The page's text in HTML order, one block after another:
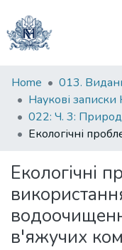
Communities
&
Collections
Statistics
Home
013.
Наукові
Екологічні
в'яжучих